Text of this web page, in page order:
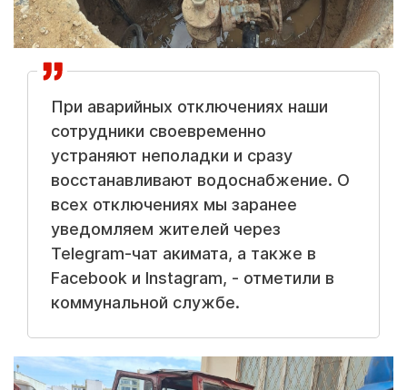
При аварийных отключениях наши
сотрудники своевременно
устраняют неполадки и сразу
восстанавливают водоснабжение. О
всех отключениях мы заранее
уведомляем жителей через
Telegram-чат акимата, а также в
Facebook и Instagram, - отметили в
коммунальной службе.